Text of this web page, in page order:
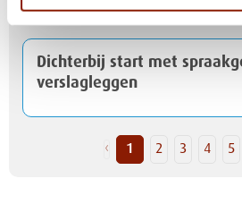
Dichterbij start met
verslagleggen
‹ 1 2 3 4 5